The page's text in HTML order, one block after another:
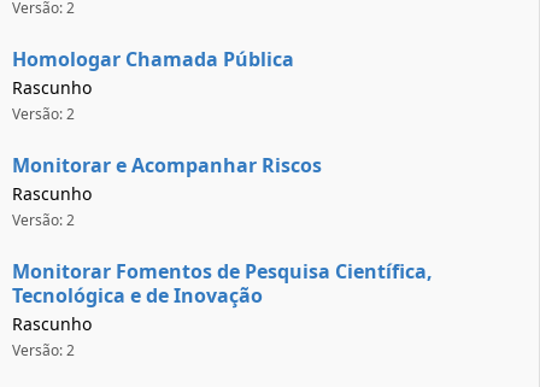
Versão: 2
Homologar Chamada Pública
Rascunho
Versão: 2
Monitorar e Acompanhar Riscos
Rascunho
Versão: 2
Monitorar Fomentos de Pesquisa Científica,
Tecnológica e de Inovação
Rascunho
Versão: 2